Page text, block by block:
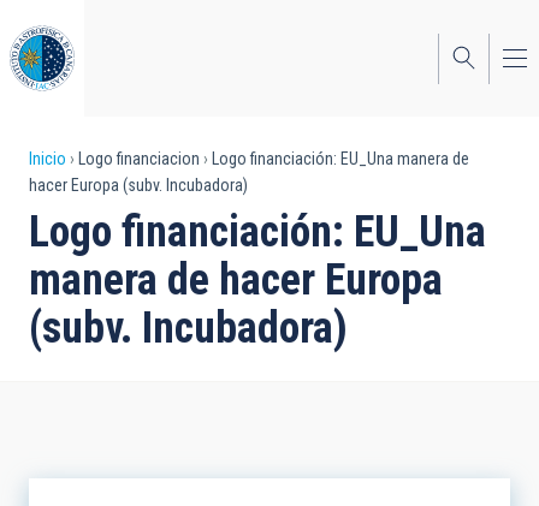
al
contenido
principal
Sobrescribir
enlaces
de
ayuda
a
Inicio Logo financiacion
Logo financiación: EU_Una manera de
hacer Europa (subv. Incubadora)
Logo financiación: EU_Una
manera de hacer Europa
(subv. Incubadora)